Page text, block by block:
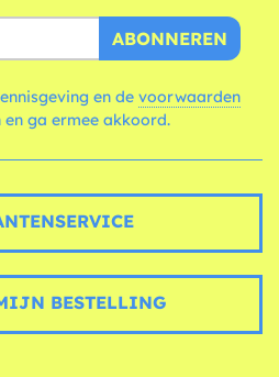
ABONNEREN
en de voorwaarden
en ga ermee akkoord.
BESTELLING